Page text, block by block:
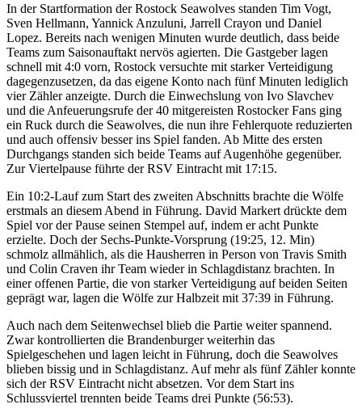
In der Startformation der Rostock Seawolves standen Tim Vogt,
Sven Hellmann, Yannick Anzuluni, Jarrell Crayon und Daniel
Lopez. Bereits nach wenigen Minuten wurde deutlich, dass beide
Teams zum Saisonauftakt nervös agierten. Die Gastgeber lagen
schnell mit 4:0 vorn, Rostock versuchte mit starker Verteidigung
dagegenzusetzen, da das eigene Konto nach fünf Minuten lediglich
vier Zähler anzeigte. Durch die Einwechslung von Ivo Slavchev
und die Anfeuerungsrufe der 40 mitgereisten Rostocker Fans ging
ein Ruck durch die Seawolves, die nun ihre Fehlerquote reduzierten
und auch offensiv besser ins Spiel fanden. Ab Mitte des ersten
Durchgangs standen sich beide Teams auf Augenhöhe gegenüber.
Zur Viertelpause führte der RSV Eintracht mit 17:15.
Ein 10:2-Lauf zum Start des zweiten Abschnitts brachte die Wölfe
erstmals an diesem Abend in Führung. David Markert drückte dem
Spiel vor der Pause seinen Stempel auf, indem er acht Punkte
erzielte. Doch der Sechs-Punkte-Vorsprung (19:25, 12. Min)
schmolz allmählich, als die Hausherren in Person von Travis Smith
und Colin Craven ihr Team wieder in Schlagdistanz brachten. In
einer offenen Partie, die von starker Verteidigung auf beiden Seiten
geprägt war, lagen die Wölfe zur Halbzeit mit 37:39 in Führung.
Auch nach dem Seitenwechsel blieb die Partie weiter spannend.
Zwar kontrollierten die Brandenburger weiterhin das
Spielgeschehen und lagen leicht in Führung, doch die Seawolves
blieben bissig und in Schlagdistanz. Auf mehr als fünf Zähler konnte
sich der RSV Eintracht nicht absetzen. Vor dem Start ins
Schlussviertel trennten beide Teams drei Punkte (56:53).